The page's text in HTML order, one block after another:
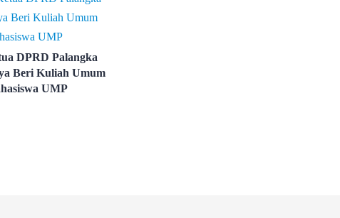
DPRD Palangka
Beri Kuliah Umum
UMP